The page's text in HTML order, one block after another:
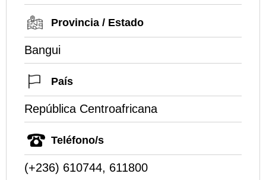
Provincia / Estado
Bangui
País
República Centroafricana
Teléfono/s
(+236) 610744, 611800